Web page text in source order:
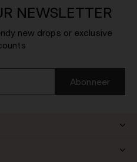
NEWSLETTER
new drops or exclusive
Abonneer